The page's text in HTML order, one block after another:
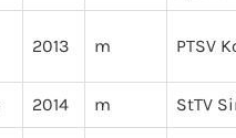
2013 m PTSV
2014 m StTV